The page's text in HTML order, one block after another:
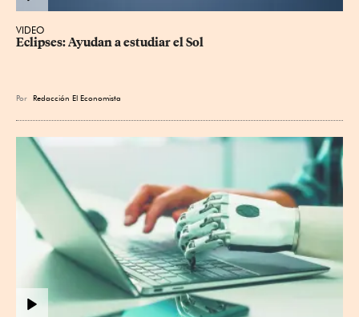
VIDEO
Eclipses: Ayudan a estudiar el Sol
Por Redacción El Economista